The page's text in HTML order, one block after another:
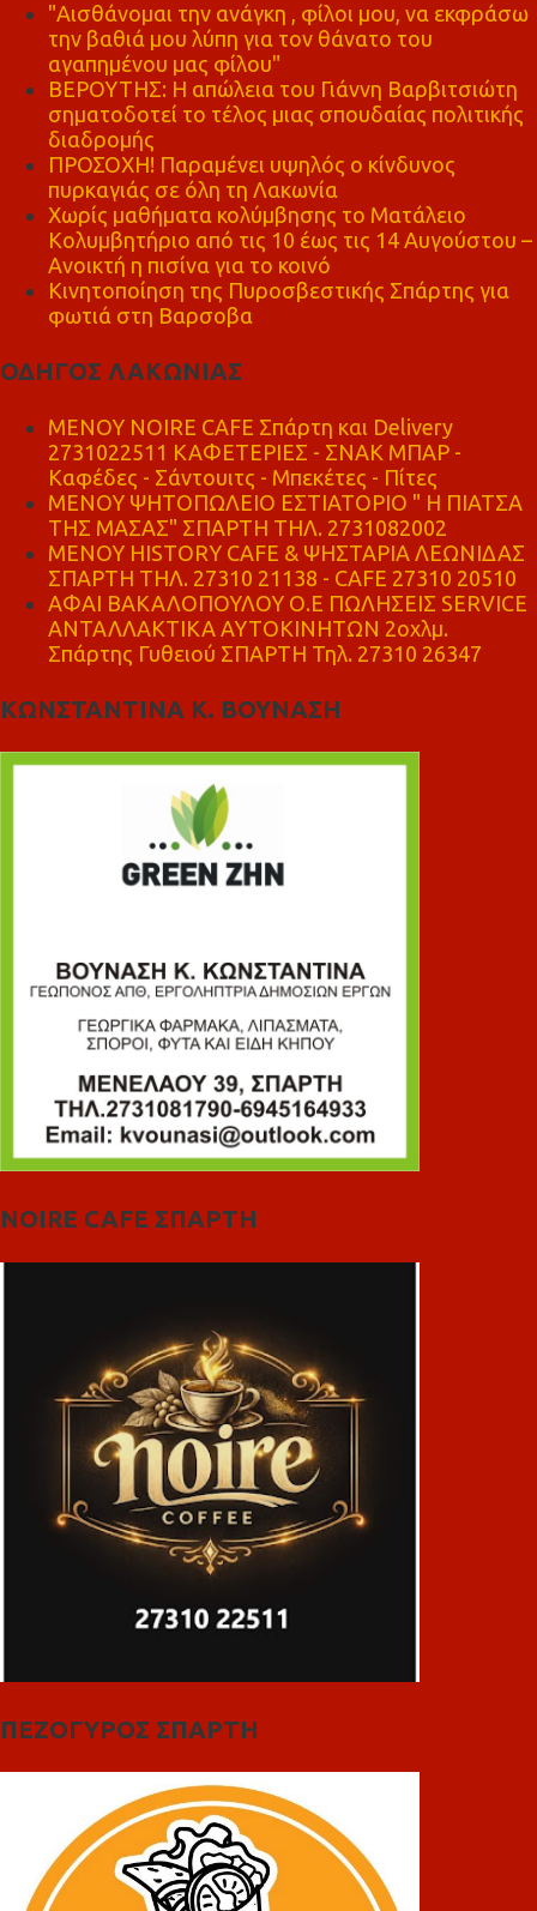
"Αισθάνομαι την ανάγκη , φίλοι μου, να εκφράσω
την βαθιά μου λύπη για τον θάνατο του
αγαπημένου μας φίλου"
ΒΕΡΟΥΤΗΣ: Η απώλεια του Γιάννη Βαρβιτσιώτη
σηματοδοτεί το τέλος μιας σπουδαίας πολιτικής
διαδρομής
ΠΡΟΣΟΧΗ! Παραμένει υψηλός ο κίνδυνος
πυρκαγιάς σε όλη τη Λακωνία
Χωρίς μαθήματα κολύμβησης το Ματάλειο
Κολυμβητήριο από τις 10 έως τις 14 Αυγούστου –
Ανοικτή η πισίνα για το κοινό
Κινητοποίηση της Πυροσβεστικής Σπάρτης για
φωτιά στη Βαρσοβα
ΟΔΗΓΟΣ ΛΑΚΩΝΙΑΣ
MENOY NOIRE CAFE Σπάρτη και Delivery
2731022511 ΚΑΦΕΤΕΡΙΕΣ - ΣΝΑΚ ΜΠΑΡ -
Καφέδες - Σάντουιτς - Μπεκέτες - Πίτες
ΜΕΝΟΥ ΨΗΤΟΠΩΛΕΙΟ ΕΣΤΙΑΤΟΡΙΟ " Η ΠΙΑΤΣΑ
ΤΗΣ ΜΑΣΑΣ" ΣΠΑΡΤΗ ΤΗΛ. 2731082002
ΜΕΝΟΥ HISTORY CAFE & ΨΗΣΤΑΡΙΑ ΛΕΩΝΙΔΑΣ
ΣΠΑΡΤΗ ΤΗΛ. 27310 21138 - CAFE 27310 20510
ΑΦΑΙ ΒΑΚΑΛΟΠΟΥΛΟΥ Ο.Ε ΠΩΛΗΣΕΙΣ SERVICE
ΑΝΤΑΛΛΑΚΤΙΚΑ ΑΥΤΟΚΙΝΗΤΩΝ 2οχλμ.
Σπάρτης Γυθειού ΣΠΑΡΤΗ Τηλ. 27310 26347
ΚΩΝΣΤΑΝΤΙΝΑ Κ. ΒΟΥΝΑΣΗ
NOIRE CAFE ΣΠΑΡΤΗ
ΠΕΖΟΓΥΡΟΣ ΣΠΑΡΤΗ